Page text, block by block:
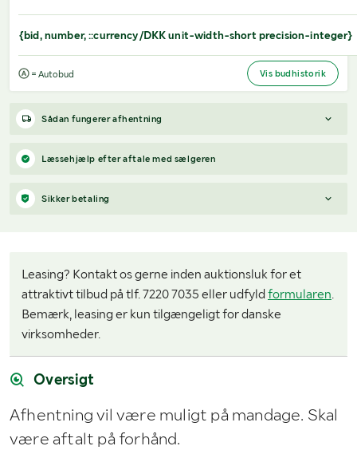
{bid, number, ::currency/DKK unit-width-short precision-integer}
= Autobud Vis budhistorik
Sådan fungerer afhentning
Varen forbliver hos sælgeren, indtil køberen har betalt for
varen. Når betalingen er modtaget, får køberen adgang til
sælgers kontaktoplysninger og kan aftale afhentning (inden for
12 dage efter auktionens afslutning).
Læssehjælp efter aftale med sælgeren
Sikker betaling
Leasing? Kontakt os gerne inden auktionsluk for et
attraktivt tilbud på tlf. 7220 7035 eller udfyldformularen.
Bemærk, leasing er kun tilgængeligt for danske
virksomheder.
Oversigt
Afhentning vil være muligt på mandage. Skal
være aftalt på forhånd.